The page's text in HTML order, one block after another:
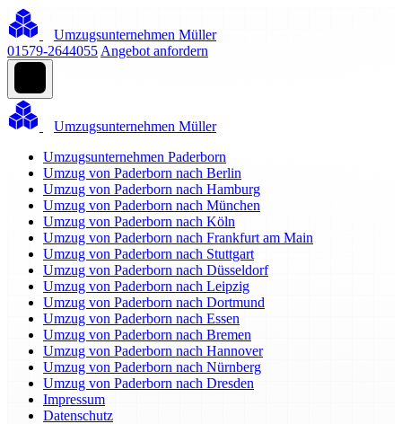
Umzugsunternehmen Müller
01579-2644055 Angebot anfordern
Umzugsunternehmen Müller
Umzugsunternehmen Paderborn
Umzug von Paderborn nach Berlin
Umzug von Paderborn nach Hamburg
Umzug von Paderborn nach München
Umzug von Paderborn nach Köln
Umzug von Paderborn nach Frankfurt am Main
Umzug von Paderborn nach Stuttgart
Umzug von Paderborn nach Düsseldorf
Umzug von Paderborn nach Leipzig
Umzug von Paderborn nach Dortmund
Umzug von Paderborn nach Essen
Umzug von Paderborn nach Bremen
Umzug von Paderborn nach Hannover
Umzug von Paderborn nach Nürnberg
Umzug von Paderborn nach Dresden
Impressum
Datenschutz